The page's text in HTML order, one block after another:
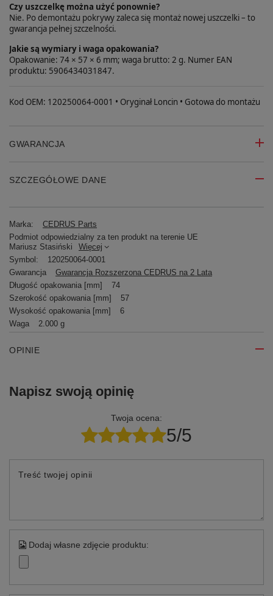
Czy uszczelkę można użyć ponownie?
Nie. Po demontażu pokrywy zaleca się montaż nowej uszczelki – to
gwarancja pełnej szczelności.
Jakie są wymiary i waga opakowania?
Opakowanie: 74 × 57 × 6 mm; waga brutto: 2 g. Numer EAN
produktu: 5906434031847.
Kod OEM: 120250064-0001 • Oryginał Loncin • Gotowa do montażu
GWARANCJA
SZCZEGÓŁOWE DANE
Marka:
CEDRUS Parts
Podmiot odpowiedzialny za ten produkt na terenie UE
Mariusz Stasiński
Więcej
Symbol:
120250064-0001
Gwarancja
Gwarancja Rozszerzona CEDRUS na 2 Lata
Długość opakowania [mm]
74
Szerokość opakowania [mm]
57
Wysokość opakowania [mm]
6
Waga
2.000 g
OPINIE
Napisz swoją opinię
Twoja ocena:
5/5
Treść twojej opinii
Dodaj własne zdjęcie produktu: